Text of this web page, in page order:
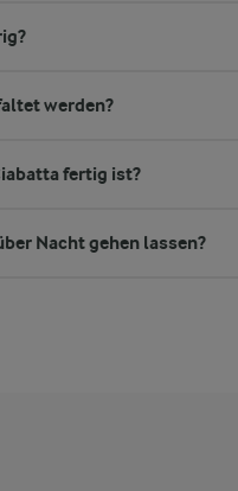
werden?
fertig ist?
Nacht gehen lassen?